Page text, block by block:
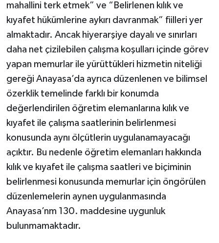
mahallini terk etmek” ve “Belirlenen kılık ve
kıyafet hükümlerine aykırı davranmak” fiilleri yer
almaktadır. Ancak hiyerarşiye dayalı ve sınırları
daha net çizilebilen çalışma koşulları içinde görev
yapan memurlar ile yürüttükleri hizmetin niteliği
gereği Anayasa’da ayrıca düzenlenen ve bilimsel
özerklik temelinde farklı bir konumda
değerlendirilen öğretim elemanlarına kılık ve
kıyafet ile çalışma saatlerinin belirlenmesi
konusunda aynı ölçütlerin uygulanamayacağı
açıktır. Bu nedenle öğretim elemanları hakkında
kılık ve kıyafet ile çalışma saatleri ve biçiminin
belirlenmesi konusunda memurlar için öngörülen
düzenlemelerin aynen uygulanmasında
Anayasa’nm 130. maddesine uygunluk
bulunmamaktadır.